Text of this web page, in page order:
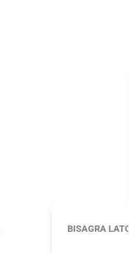
BISAGRA